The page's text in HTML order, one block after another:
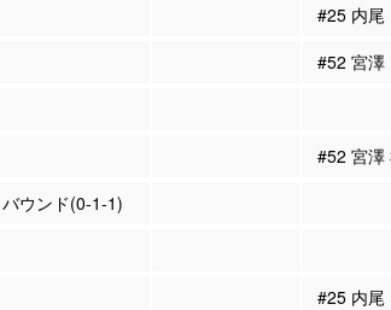
#25 内尾
#52 宮澤
#52 宮澤
ウンド(0-1-1)
#25 内尾